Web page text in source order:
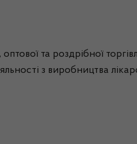
та роздрібної
з виробництва